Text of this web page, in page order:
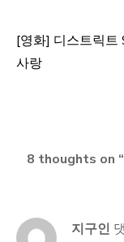
글
[영화] 디스트릭트
사랑
8 thoughts on “
지구인